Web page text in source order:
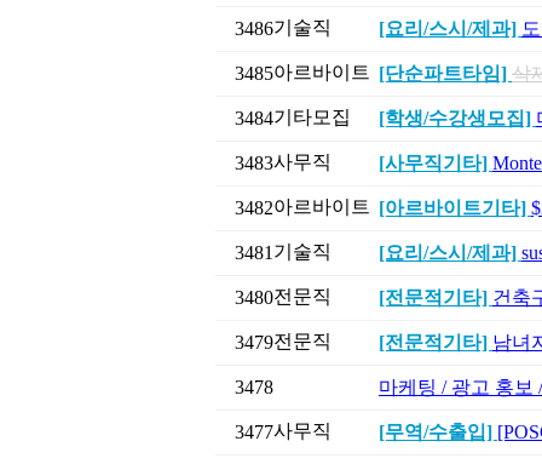
3486기술직 [요리/스시/제과]
3485아르바이트 [단순파트타임] 삭
3484기타모집 [학생/수강생모집]
3483사무직 [사무직기타]
3482아르바이트 [아르바이트기타]
3481 기술직 [요리/스시/제과]
3480전문직 [전문적기타] 건축
3479전문직 [전문적기타] 남녀
3478 마케팅 / 광고 홍보
3477사무직 [무역/수출입]